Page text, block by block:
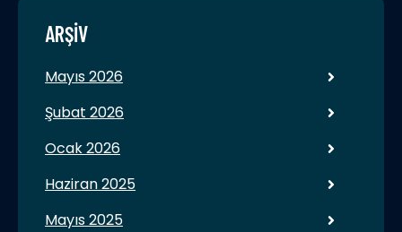
ARŞIV
Mayıs 2026
Şubat 2026
Ocak 2026
Haziran 2025
Mayıs 2025